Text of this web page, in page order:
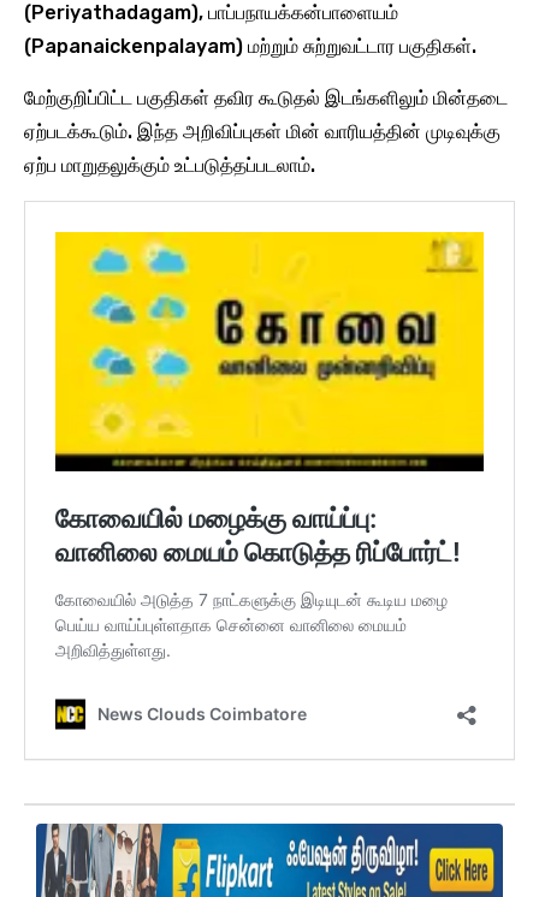
(Periyathadagam), பாப்பநாயக்கன்பாளையம்
(Papanaickenpalayam) மற்றும் சுற்றுவட்டார பகுதிகள்.
மேற்குறிப்பிட்ட பகுதிகள் தவிர கூடுதல் இடங்களிலும் மின்தடை
ஏற்படக்கூடும். இந்த அறிவிப்புகள் மின் வாரியத்தின் முடிவுக்கு
ஏற்ப மாறுதலுக்கும் உட்படுத்தப்படலாம்.